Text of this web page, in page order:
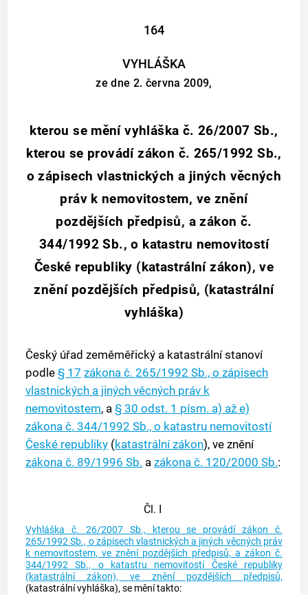
164
VYHLÁŠKA
ze dne 2. června 2009,
kterou se mění vyhláška č. 26/2007 Sb.,
kterou se provádí zákon č. 265/1992 Sb.,
o zápisech vlastnických a jiných věcných
práv k nemovitostem, ve znění
pozdějších předpisů, a zákon č.
344/1992 Sb., o katastru nemovitostí
České republiky (katastrální zákon), ve
znění pozdějších předpisů, (katastrální
vyhláška)
Český úřad zeměměřický a katastrální stanoví
podle§ 17 zákona č. 265/1992 Sb., o zápisech
vlastnických a jiných věcných práv k
nemovitostem, a§ 30 odst. 1 písm. a) až e)
zákona č. 344/1992 Sb., o katastru nemovitostí
České republiky (katastrální zákon), ve znění
zákona č. 89/1996 Sb. azákona č. 120/2000 Sb.:
Čl. I
Vyhláška č. 26/2007 Sb., kterou se provádí zákon č.
265/1992 Sb., o zápisech vlastnických a jiných věcných práv
k nemovitostem, ve znění pozdějších předpisů, a zákon č.
344/1992 Sb., o katastru nemovitostí České republiky
(katastrální zákon), ve znění pozdějších předpisů,
(katastrální vyhláška), se mění takto: